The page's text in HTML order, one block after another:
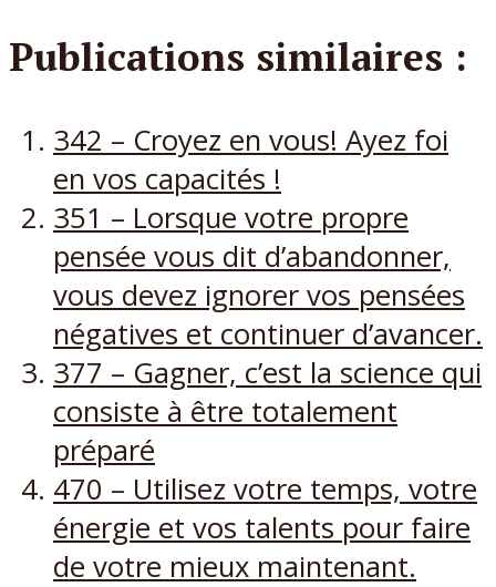
Publications similaires :
342 – Croyez en vous! Ayez foi
en vos capacités !
351 – Lorsque votre propre
pensée vous dit d’abandonner,
vous devez ignorer vos pensées
négatives et continuer d’avancer.
377 – Gagner, c’est la science qui
consiste à être totalement
préparé
470 – Utilisez votre temps, votre
énergie et vos talents pour faire
de votre mieux maintenant.